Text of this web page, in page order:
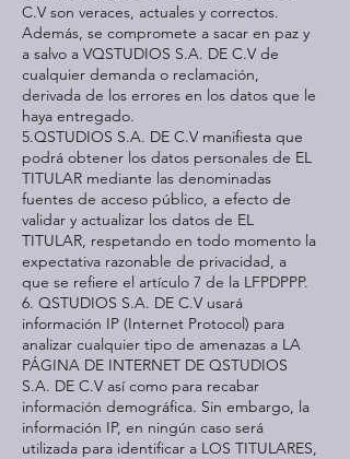
C.V son veraces, actuales y correctos.
Además, se compromete a sacar en paz y
a salvo a VQSTUDIOS S.A. DE C.V de
cualquier demanda o reclamación,
derivada de los errores en los datos que le
haya entregado.
5.QSTUDIOS S.A. DE C.V manifiesta que
podrá obtener los datos personales de EL
TITULAR mediante las denominadas
fuentes de acceso público, a efecto de
validar y actualizar los datos de EL
TITULAR, respetando en todo momento la
expectativa razonable de privacidad, a
que se refiere el artículo 7 de la LFPDPPP.
6. QSTUDIOS S.A. DE C.V usará
información IP (Internet Protocol) para
analizar cualquier tipo de amenazas a LA
PÁGINA DE INTERNET DE QSTUDIOS
S.A. DE C.V así como para recabar
información demográfica. Sin embargo, la
información IP, en ningún caso será
utilizada para identificar a LOS TITULARES,